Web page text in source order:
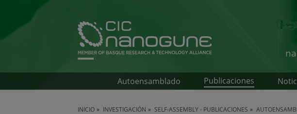
Autoensamblado Publicaciones
INICIO INVESTIGACIÓN SELF-ASSEMBLY - PUBLICACIONES